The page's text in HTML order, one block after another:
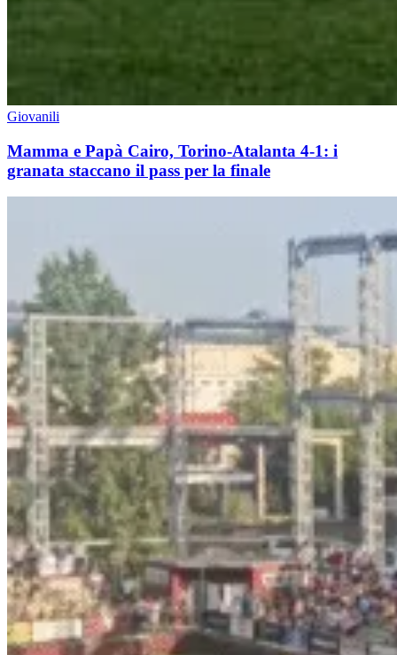
Giovanili
Mamma e Papà Cairo, Torino-Atalanta 4-1: i
granata staccano il pass per la finale